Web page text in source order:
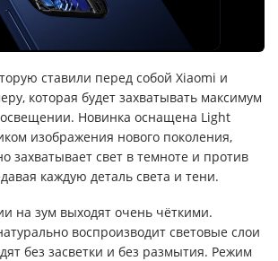
ставили перед собой Xiaomi и
которая будет захватывать максимум
Новинка оснащена Light
изображения нового поколения,
захватывает свет в темноте и против
каждую деталь света и тени.
на зум выходят очень чёткими.
воспроизводит световые слои
без засветки и без размытия. Режим